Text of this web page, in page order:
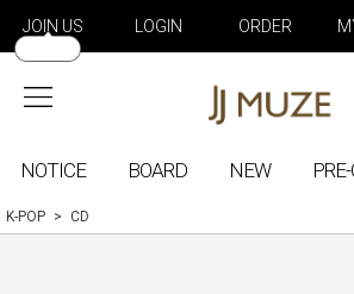
JOIN US LOGIN ORDER
NOTICE BOARD NEW
K-POP CD